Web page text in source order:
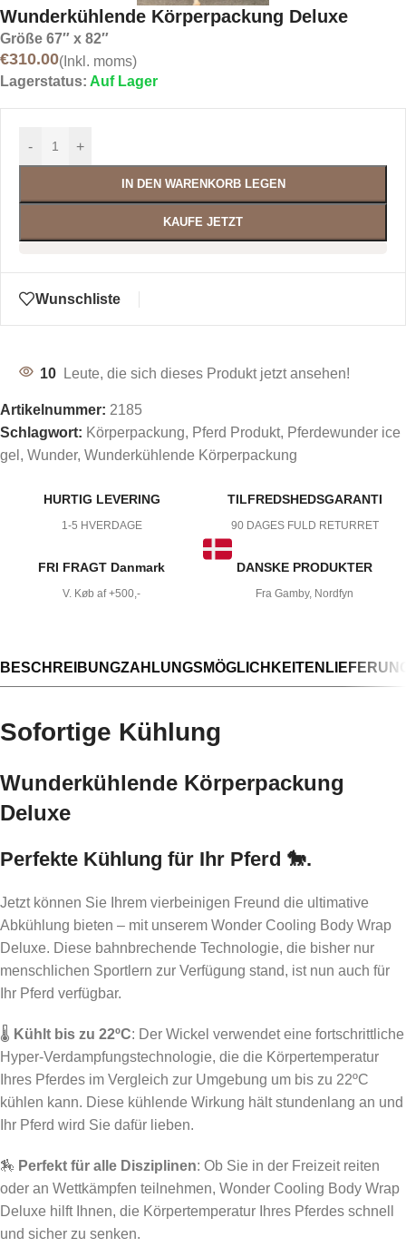
Wunderkühlende Körperpackung Deluxe
Größe 67″ x 82″
€310.00(Inkl. moms)
Lagerstatus: Auf Lager
- +
IN DEN WARENKORB LEGEN
KAUFE JETZT
Wunschliste
10 Leute, die sich dieses Produkt jetzt ansehen!
Artikelnummer: 2185
Schlagwort: Körperpackung, Pferd Produkt, Pferdewunder ice
gel , Wunder, Wunderkühlende Körperpackung
HURTIG LEVERING
1-5 HVERDAGE
TILFREDSHEDSGARANTI
90 DAGES FULD RETURRET
FRI FRAGT Danmark
V. Køb af +500,-
DANSKE PRODUKTER
Fra Gamby, Nordfyn
BESCHREIBUNGZAHLUNGSMÖGLICHKEITEN
Sofortige Kühlung
Wunderkühlende Körperpackung
Deluxe
Perfekte Kühlung für Ihr Pferd 🐎.
Jetzt können Sie Ihrem vierbeinigen Freund die ultimative
Abkühlung bieten – mit unserem Wonder Cooling Body Wrap
Deluxe. Diese bahnbrechende Technologie, die bisher nur
menschlichen Sportlern zur Verfügung stand, ist nun auch für
Ihr Pferd verfügbar.
🌡️ Kühlt bis zu 22ºC: Der Wickel verwendet eine fortschrittliche
Hyper-Verdampfungstechnologie, die die Körpertemperatur
Ihres Pferdes im Vergleich zur Umgebung um bis zu 22ºC
kühlen kann. Diese kühlende Wirkung hält stundenlang an und
Ihr Pferd wird Sie dafür lieben.
🏇 Perfekt für alle Disziplinen: Ob Sie in der Freizeit reiten
oder an Wettkämpfen teilnehmen, Wonder Cooling Body Wrap
Deluxe hilft Ihnen, die Körpertemperatur Ihres Pferdes schnell
und sicher zu senken.